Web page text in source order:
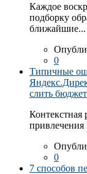
Каждое
подборку
ближайшие...
0
Типичные
слить бюджет
привлечения
0
7 способов